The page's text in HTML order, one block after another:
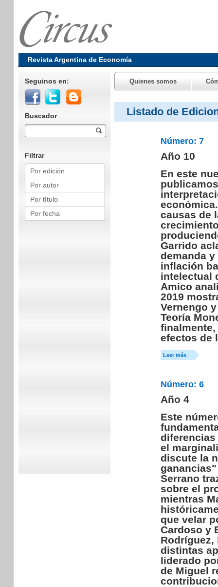
Revista Argentina de Economía
Seguinos en:
Buscador
Filtrar
Por edición
Por autor
Por título
Por fecha
Quienes somos
Listado de
Número: 7
Año 10
En este
causas de
Garrido
demanda
inflación
intelectual
Amico
2019
Vernengo
Teoría
efectos de
Leer más
Número: 6
Año 4
Este
el
discute la
Serrano
sobre el
mientras
que velar
Cardoso y
Rodríguez,
distintas
liderado
de Miguel